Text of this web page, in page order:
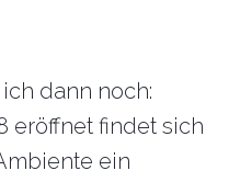
dann noch:
eröffnet findet sich
ein